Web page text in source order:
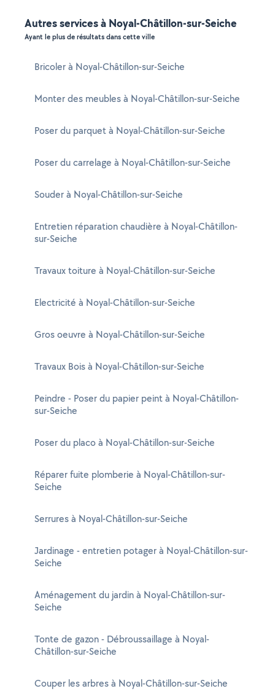
Autres services à Noyal-Châtillon-sur-Seiche
Ayant le plus de résultats dans cette ville
Bricoler à Noyal-Châtillon-sur-Seiche
Monter des meubles à Noyal-Châtillon-sur-Seiche
Poser du parquet à Noyal-Châtillon-sur-Seiche
Poser du carrelage à Noyal-Châtillon-sur-Seiche
Souder à Noyal-Châtillon-sur-Seiche
Entretien réparation chaudière à Noyal-Châtillon-
sur-Seiche
Travaux toiture à Noyal-Châtillon-sur-Seiche
Electricité à Noyal-Châtillon-sur-Seiche
Gros oeuvre à Noyal-Châtillon-sur-Seiche
Travaux Bois à Noyal-Châtillon-sur-Seiche
Peindre - Poser du papier peint à Noyal-Châtillon-
sur-Seiche
Poser du placo à Noyal-Châtillon-sur-Seiche
Réparer fuite plomberie à Noyal-Châtillon-sur-
Seiche
Serrures à Noyal-Châtillon-sur-Seiche
Jardinage - entretien potager à Noyal-Châtillon-sur-
Seiche
Aménagement du jardin à Noyal-Châtillon-sur-
Seiche
Tonte de gazon - Débroussaillage à Noyal-
Châtillon-sur-Seiche
Couper les arbres à Noyal-Châtillon-sur-Seiche